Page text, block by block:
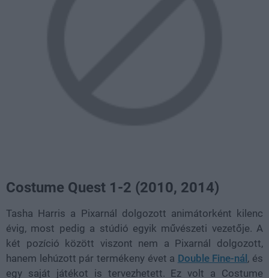
Costume Quest 1-2 (2010, 2014)
Tasha Harris a Pixarnál dolgozott animátorként kilenc
évig, most pedig a stúdió egyik művészeti vezetője. A
két pozíció között viszont nem a Pixarnál dolgozott,
hanem lehúzott pár termékeny évet a Double Fine-nál , és
egy saját játékot is tervezhetett. Ez volt a Costume